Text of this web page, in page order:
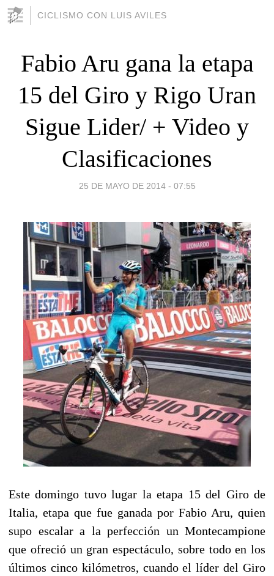
CICLISMO CON LUIS AVILES
Fabio Aru gana la etapa
15 del Giro y Rigo Uran
Sigue Lider/ + Video y
Clasificaciones
25 DE MAYO DE 2014 - 07:55
Este domingo tuvo lugar la etapa 15 del Giro de
Italia, etapa que fue ganada por Fabio Aru, quien
supo escalar a la perfección un Montecampione
que ofreció un gran espectáculo, sobre todo en los
últimos cinco kilómetros, cuando el líder del Giro